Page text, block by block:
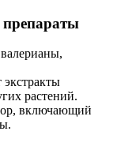
растений.
включающий